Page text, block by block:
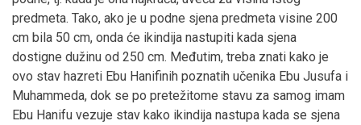
predmeta. Tako, ako je u podne sjena predmeta visine 200
cm bila 50 cm, onda će ikindija nastupiti kada sjena
dostigne dužinu od 250 cm. Međutim, treba znati kako je
ovo stav hazreti Ebu Hanifinih poznatih učenika Ebu Jusufa i
Muhammeda, dok se po pretežitome stavu za samog imam
Ebu Hanifu vezuje stav kako ikindija nastupa kada se sjena